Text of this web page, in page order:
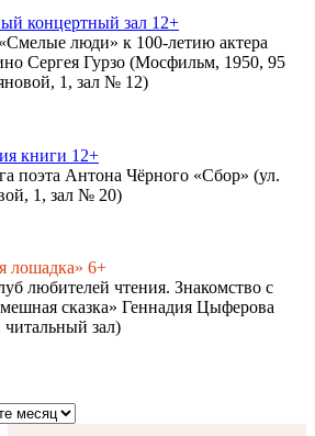
концертный зал 12+
люди» к 100-летию актера
Сергея Гурзо (Мосфильм, 1950, 95
1, зал № 12)
книги 12+
поэта Антона Чёрного «Сбор» (ул.
1, зал № 20)
лошадка» 6+
любителей чтения. Знакомство с
сказка» Геннадия Цыферова
читальный зал)